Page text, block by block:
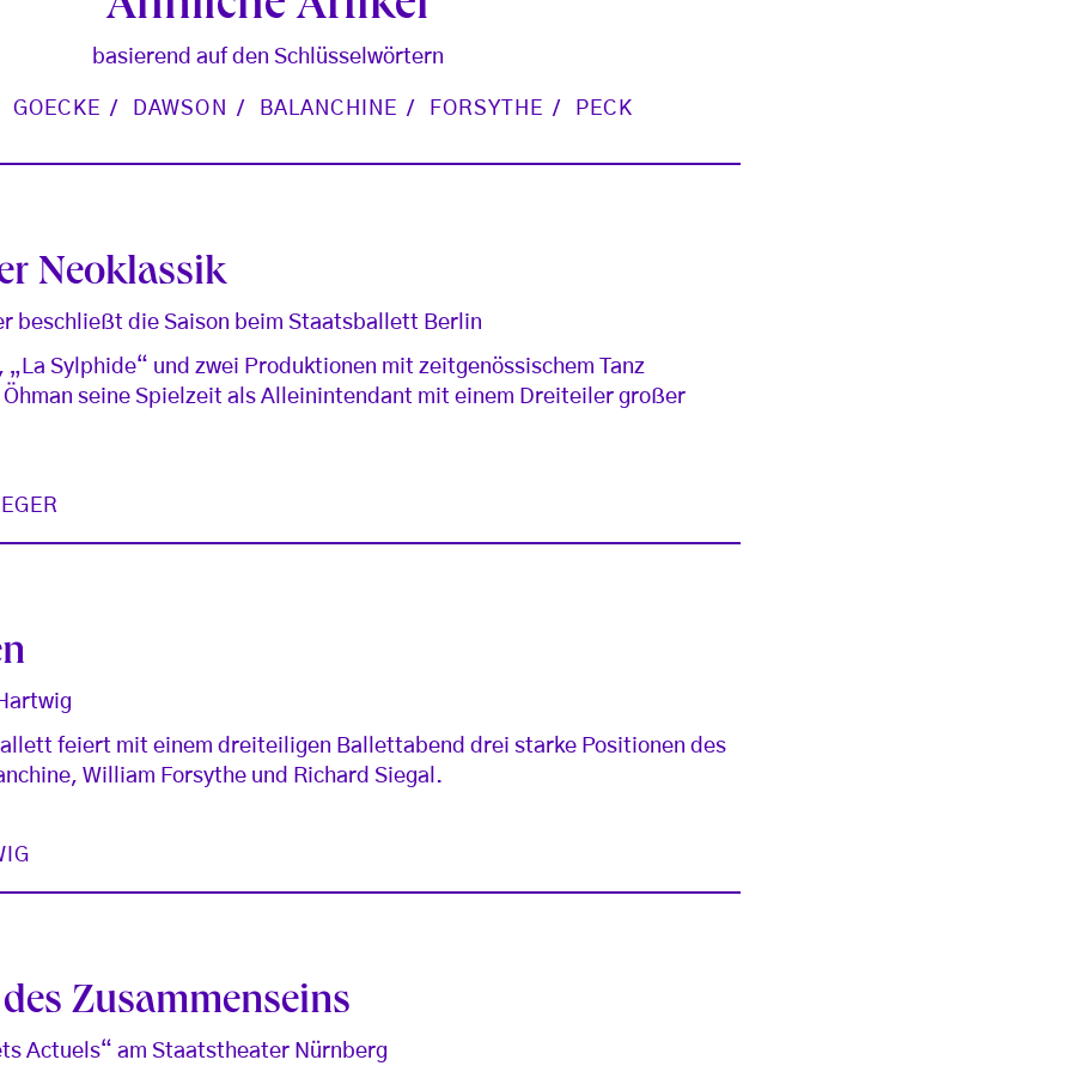
basierend auf den Schlüsselwörtern
GOECKE DAWSON BALANCHINE FORSYTHE PECK
Neoklassik
beschließt die Saison beim Staatsballett Berlin
„La Sylphide“ und zwei Produktionen mit zeitgenössischem Tanz
seine Spielzeit als Alleinintendant mit einem Dreiteiler großer
feiert mit einem dreiteiligen Ballettabend drei starke Positionen des
William Forsythe und Richard Siegal.
Zusammenseins
Actuels“ am Staatstheater Nürnberg